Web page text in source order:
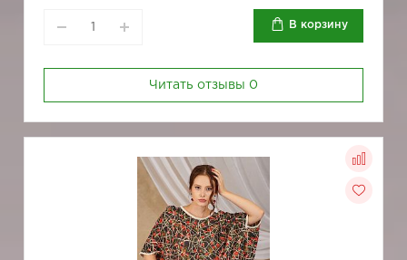
В корзину
Читать отзывы 0